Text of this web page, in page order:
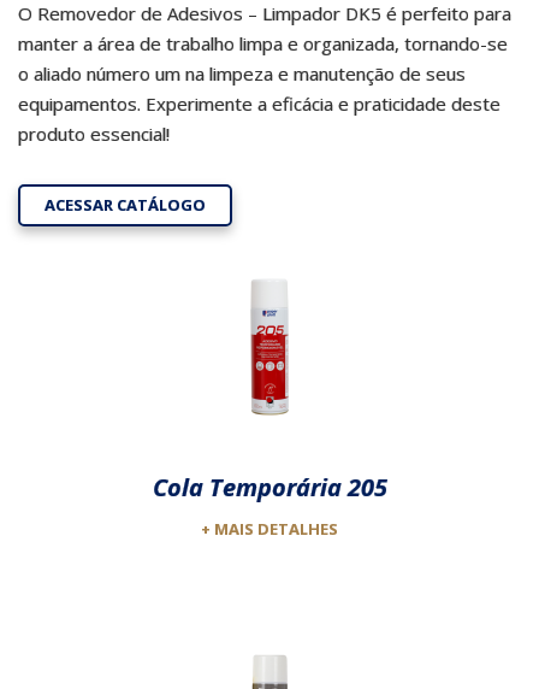
O Removedor de Adesivos – Limpador DK5 é perfeito para
manter a área de trabalho limpa e organizada, tornando-se
o aliado número um na limpeza e manutenção de seus
equipamentos. Experimente a eficácia e praticidade deste
produto essencial!
ACESSAR CATÁLOGO
Cola Temporária 205
+ MAIS DETALHES